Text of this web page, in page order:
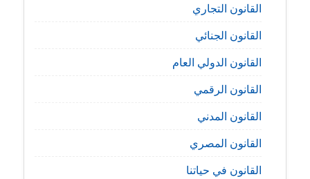
القانون التجاري
القانون الجنائي
القانون الدولي العام
القانون الرقمي
القانون المدني
القانون المصري
القانون في حياتنا